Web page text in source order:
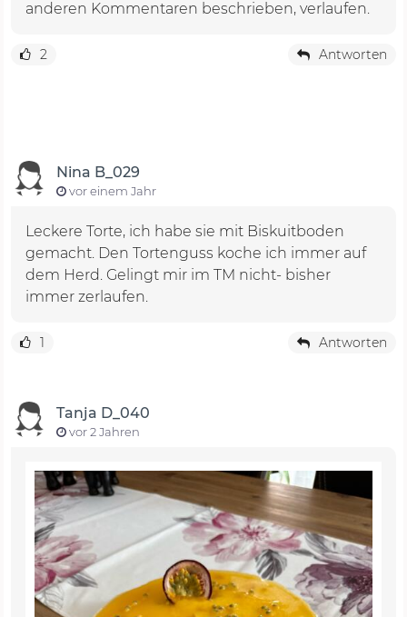
anderen Kommentaren beschrieben, verlaufen.
2 Antworten
Nina B_029
vor einem Jahr
Leckere Torte, ich habe sie mit Biskuitboden
gemacht. Den Tortenguss koche ich immer auf
dem Herd. Gelingt mir im TM nicht- bisher
immer zerlaufen.
1 Antworten
Tanja D_040
vor 2 Jahren